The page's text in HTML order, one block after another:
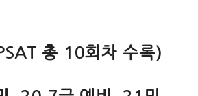
총 10회차 수록)